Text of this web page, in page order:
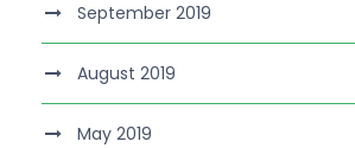
September 2019
August 2019
May 2019